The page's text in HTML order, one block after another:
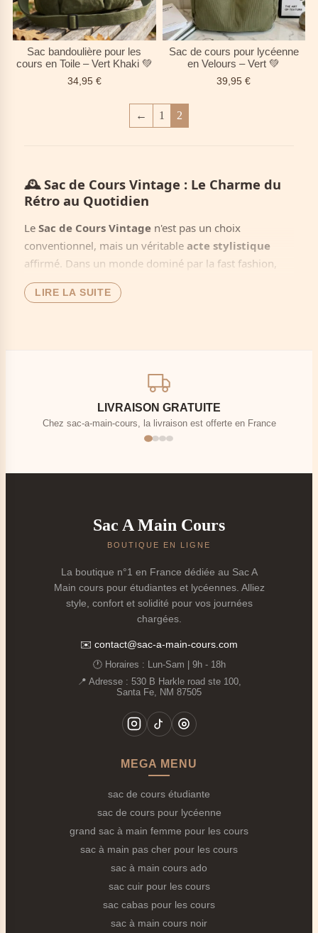
Sac bandoulière pour les
cours en Toile – Vert Khaki 💚
34,95 €
Sac de cours pour lycéenne
en Velours – Vert 💚
39,95€
← 1 2
🕰️Sac de Cours Vintage : Le Charme du
Rétro au Quotidien
Le Sac de Cours Vintage n'est pas un choix
conventionnel, mais un véritable acte stylistique
affirmé. Dans un monde dominé par la fast fashion,
opter pour unsac de cours vintage
style intemporel,authenticité
: se démarquer des sacs
classiques vus partout.
Faire un choix écologique: prolonger la vie d’une
pièce existante plutôt que consommer du neuf.
Qu'est-ce qu'un Vrai Sac de Cours
La Définition du Vintage
Sac de Cours Vintagese distingue d’un simple sac
“d’occasion” par son âge, son style et sa qualité.
: généralement entre 20 et 40 ans, parfois plus.
: esthétique représentative de son époque
(années 50 à 90).
: finitions soignées, matériaux nobles
comme le cuir pleine fleur.
: traces du temps qui apportent du caractère
Des Détails qui Font la Différence
avec patine naturelle, loin des effets
Fermetures métalliques patinées(boucles, clips,
mousquetons).
Coutures apparentessolides et régulières.
Doublures travailléesen toile épaisse ou tissu de
LIRE LA SUITE
LIVRAISON GRATUITE
Chez sac-a-main-cours, la livraison est offerte en France
Sac A Main Cours
BOUTIQUE EN LIGNE
La boutique n°1 en France dédiée au Sac A
Main cours pour étudiantes et lycéennes. Alliez
style, confort et solidité pour vos journées
chargées.
✉️ contact@sac-a-main-cours.com
🕐 Horaires : Lun‑Sam | 9h - 18h
📍 Adresse : 530 B Harkle road ste 100,
Santa Fe, NM 87505
MEGA MENU
sac de cours étudiante
sac de cours pour lycéenne
grand sac à main femme pour les cours
sac à main pas cher pour les cours
sac à main cours ado
sac cuir pour les cours
sac cabas pour les cours
sac à main cours noir